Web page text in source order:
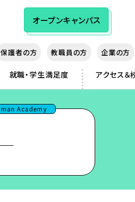
オープンキャンパス
保護者の方 教職員の方 企業の方
就職・学生満足度 アクセス＆
Academy